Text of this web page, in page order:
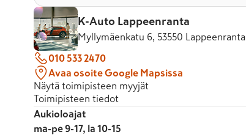
K-Auto Lappeenranta
Myllymäenkatu 6, 53550 Lappeenranta
010 533 2470
Avaa osoite Google Mapsissa
Näytä toimipisteen myyjät
Toimipisteen tiedot
Aukioloajat
ma-pe 9-17, la 10-15